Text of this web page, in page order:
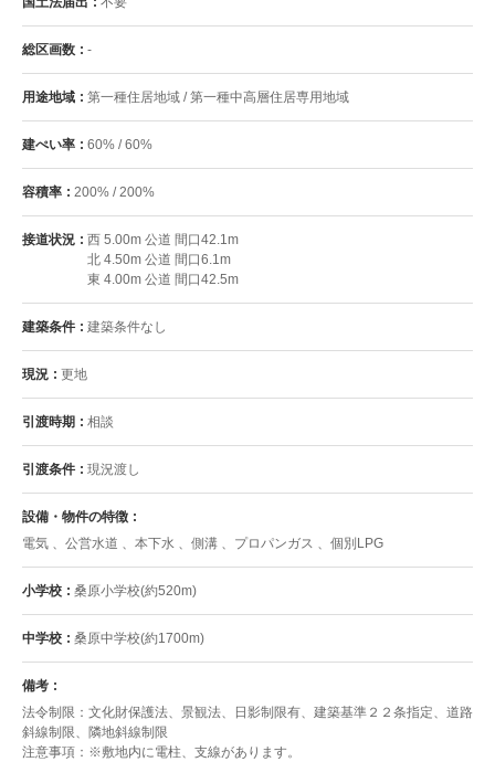
総区画数 -
用途地域 第一種住居地域 / 第一種中高層住居専用地域
建ぺい率 60% / 60%
容積率 200% / 200%
接道状況
西 5.00m 公道 間口42.1m
北 4.50m 公道 間口6.1m
東 4.00m 公道 間口42.5m
建築条件 建築条件なし
現況 更地
引渡時期 相談
引渡条件 現況渡し
設備・物件の特徴
電気 、公営水道 、本下水 、側溝 、プロパンガス 、個別LPG
小学校 桑原小学校(約520m)
中学校 桑原中学校(約1700m)
備考
法令制限：文化財保護法、景観法、日影制限有、建築基準２２条指定、道路
斜線制限、隣地斜線制限
注意事項：※敷地内に電柱、支線があります。